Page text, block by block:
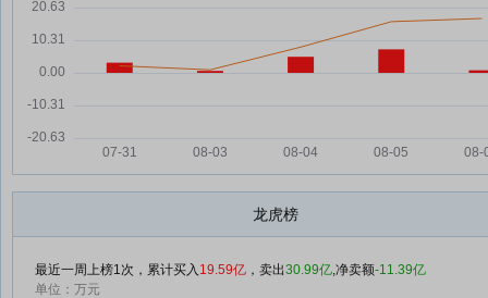
龙虎榜
最近一周上榜1次，累计买入 19.59亿 ，卖出30.99亿,净卖额-11.39亿
单位：万元